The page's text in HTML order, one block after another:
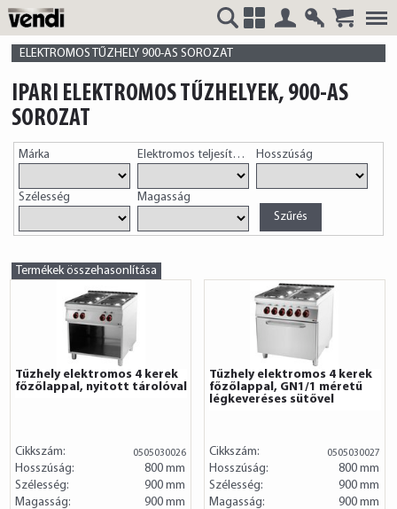
VENDI
HUNGÁRIA
ELEKTROMOS TŰZHELY 900-AS SOROZAT
IPARI ELEKTROMOS TŰZHELYEK, 900-AS
SOROZAT
Márka Elektromos teljesítményHosszúság
Szélesség Magasság
Termékek összehasonlítása
Tűzhely elektromos 4 kerek
főzőlappal, nyitott tárolóval
Cikkszám: 0505030026
Hosszúság:
800 mm
Szélesség:
900 mm
Magasság:
900 mm
Tűzhely elektromos 4 kerek
főzőlappal, GN1/1 méretű
légkeveréses sütővel
Cikkszám: 0505030027
Hosszúság:
800 mm
Szélesség:
900 mm
Magasság:
900 mm